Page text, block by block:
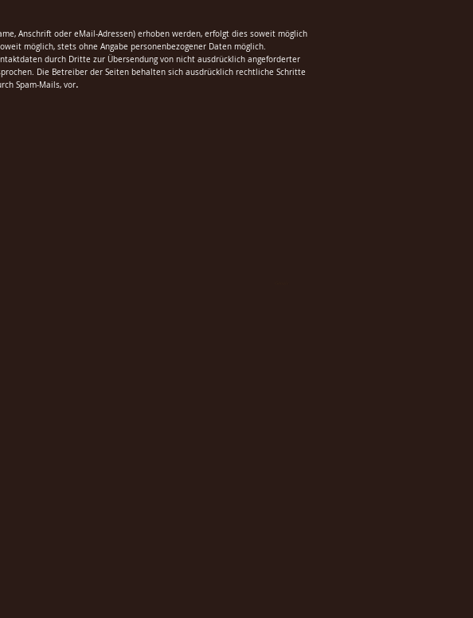
Anschrift oder eMail-Adressen) erhoben werden, erfolgt dies soweit möglich
möglich, stets ohne Angabe personenbezogener Daten möglich.
durch Dritte zur Übersendung von nicht ausdrücklich angeforderter
Die Betreiber der Seiten behalten sich ausdrücklich rechtliche Schritte
Spam-Mails, vor.